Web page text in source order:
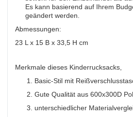
Es kann basierend auf Ihrem
geändert werden.
Abmessungen:
23 L x 15 B x 33,5 H
Merkmale dieses Kinderrucksacks,
1. Basic-Stil mit
2. Gute Qualität aus 600x300D
3. unterschiedlicher